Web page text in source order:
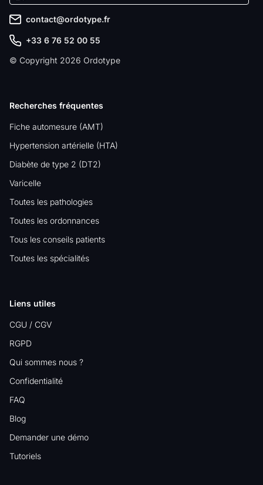
contact@ordotype.fr
+33 6 76 52 00 55
© Copyright 2026 Ordotype
Recherches fréquentes
Fiche automesure (AMT)
Hypertension artérielle (HTA)
Diabète de type 2 (DT2)
Varicelle
Toutes les pathologies
Toutes les ordonnances
Tous les conseils patients
Toutes les spécialités
Liens utiles
CGU / CGV
RGPD
Qui sommes nous ?
Confidentialité
FAQ
Blog
Demander une démo
Tutoriels